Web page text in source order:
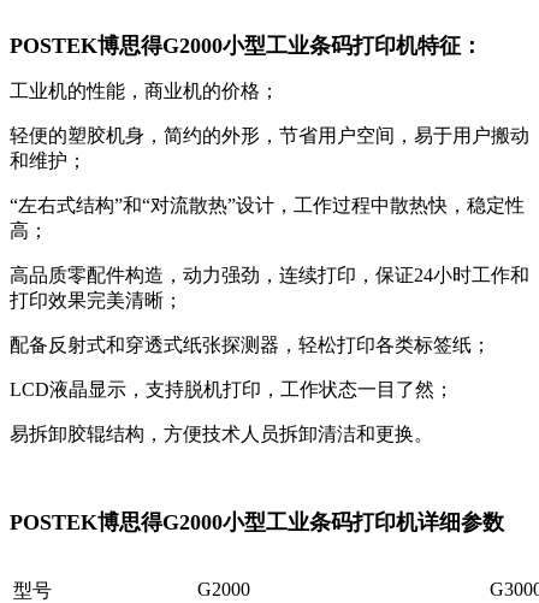
POSTEK博思得G2000小型工业条码打印机特征：
工业机的性能，商业机的价格；
轻便的塑胶机身，简约的外形，节省用户空间，易于用户搬动
和维护；
“左右式结构”和“对流散热”设计，工作过程中散热快，稳定性
高；
高品质零配件构造，动力强劲，连续打印，保证24小时工作和
打印效果完美清晰；
配备反射式和穿透式纸张探测器，轻松打印各类标签纸；
LCD液晶显示，支持脱机打印，工作状态一目了然；
易拆卸胶辊结构，方便技术人员拆卸清洁和更换。
POSTEK博思得G2000小型工业条码打印机详细参数
型号 G2000